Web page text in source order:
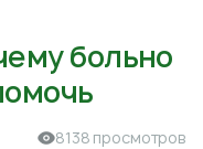
больно
8138 просмотров